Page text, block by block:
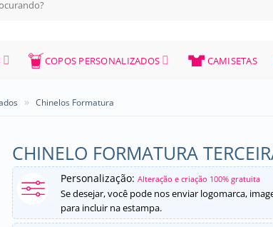
COPOS PERSONALIZADOS CAMISETAS
» Chinelos Formatura
CHINELO FORMATURA
Personalização: Alteração e criação 100% gratuita
Se desejar, você pode nos enviar logomarca,
para incluir na estampa.